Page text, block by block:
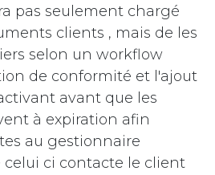
pas seulement chargé
clients , mais de les
selon un workflow
de conformité et l'ajout
avant que les
à expiration afin
au gestionnaire
ci contacte le client